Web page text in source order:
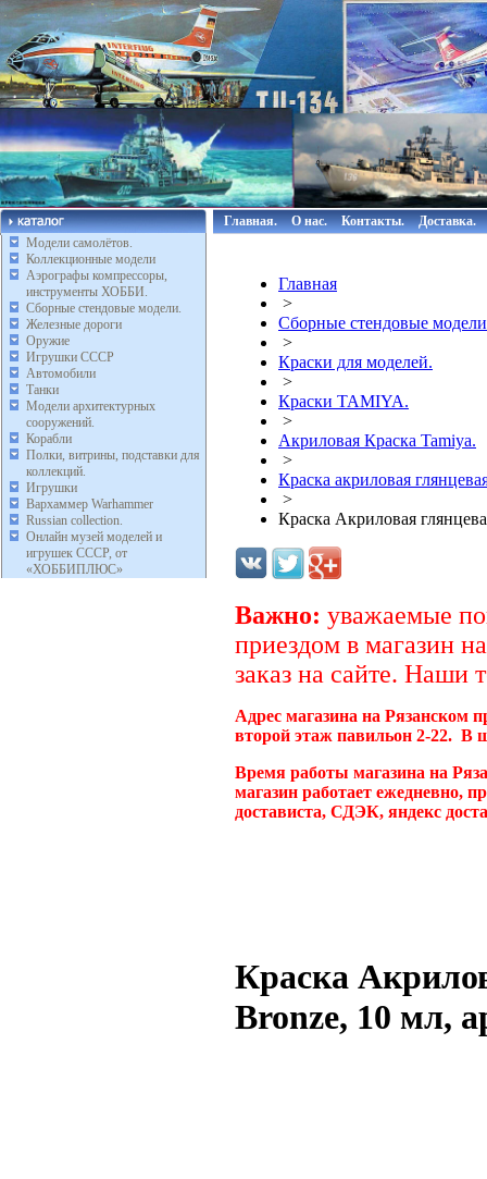
Модели самолётов.
Коллекционные модели
Аэрографы компрессоры,
инструменты ХОББИ.
Сборные стендовые модели.
Железные дороги
Оружие
Игрушки СССР
Автомобили
Танки
Модели архитектурных
сооружений.
Корабли
Полки, витрины, подставки для
коллекций.
Игрушки
Вархаммер Warhammer
Russian collection.
Онлайн музей моделей и
игрушек СССР, от
«ХОББИПЛЮС»
Главная. О нас. Контакты. Доставка.
Главная
>
Сборные стендовые
>
Краски для моделей.
>
Краски TAMIYA.
>
Акриловая Краска Tamiya.
>
Краска акриловая
>
Краска Акриловая
Важно: уважаемые
приездом в магазин
заказ на сайте. Наши
Адрес магазина на Рязанском
второй этаж павильон 2-22. В
Время работы магазина на
магазин работает ежедневно,
достависта, СДЭК, яндекс
Краска
Bronze, 10 мл,